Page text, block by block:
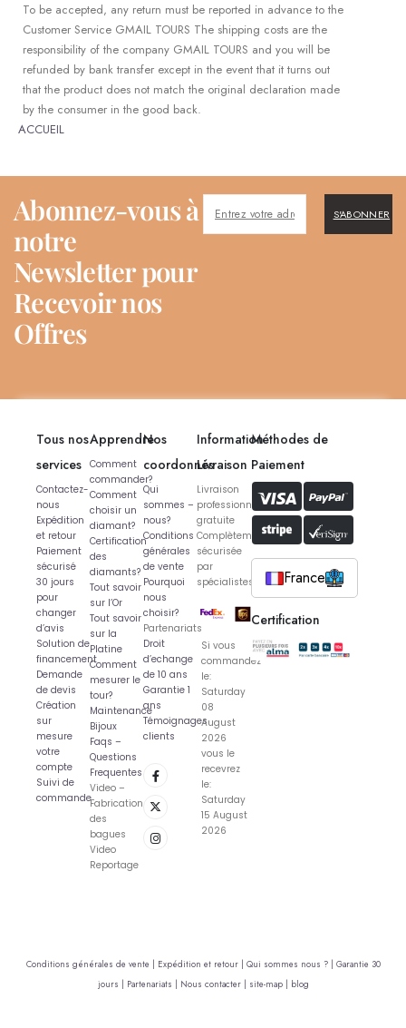
To be accepted, any return must be reported in advance to the
Customer Service GMAIL TOURS The shipping costs are the
responsibility of the company GMAIL TOURS and you will be
refunded by bank transfer except in the event that it turns out
that the product does not match the original declaration made
by the consumer in the good back.
ACCUEIL
Abonnez-vous à
notre
Newsletter pour
Recevoir nos
Offres
S'ABONNER
Tous nos
services
Contactez-
nous
Expédition
et retour
Paiement
sécurisé
30 jours
pour
changer
d’avis
Solution de
financement
Demande
de devis
Création
sur
mesure
votre
compte
Suivi de
commande
Apprendre
Comment
commander?
Comment
choisir un
diamant?
Certification
des
diamants?
Tout savoir
sur l’Or
Tout savoir
sur la
Platine
Comment
mesurer le
tour?
Maintenance
Bijoux
Faqs –
Questions
Frequentes
Video –
Fabrication
des
bagues
Video
Reportage
Nos
coordonnés
Qui
sommes –
nous?
Conditions
générales
de vente
Pourquoi
nous
choisir?
Partenariats
Droit
d’echange
de 10 ans
Garantie 1
ans
Témoignages
clients
Information
Livraison
Livraison
professionnelle
gratuite
Complètement
sécurisée
par
spécialistes
Si vous
commandez
le:
Saturday
08
August
2026
vous le
recevrez
le:
Saturday
15 August
2026
Méthodes de
Paiement
France
Certification
Conditions générales de vente | Expédition et retour | Qui sommes nous ? | Garantie 30
jours | Partenariats | Nous contacter | site-map | blog